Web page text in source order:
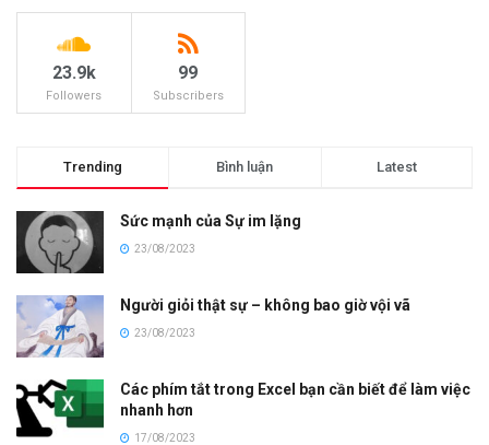
23.9k
Followers
99
Subscribers
Trending Bình luận Latest
Sức mạnh của Sự im lặng
23/08/2023
Người giỏi thật sự – không bao giờ vội vã
23/08/2023
Các phím tắt trong Excel bạn cần biết để làm việc
nhanh hơn
17/08/2023